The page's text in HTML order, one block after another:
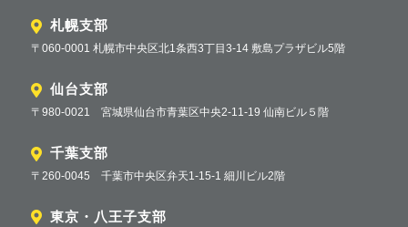
札幌支部
〒060-0001 札幌市中央区北1条西3丁目3-14 敷島プラザビル5階
仙台支部
〒980-0021 宮城県仙台市青葉区中央2-11-19 仙南ビル５階
千葉支部
〒260-0045 千葉市中央区弁天1-15-1 細川ビル2階
東京・八王子支部